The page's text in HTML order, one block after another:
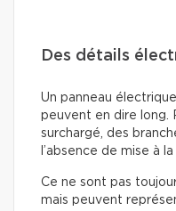
Des détails
Un panneau
peuvent en dire long.
surchargé, des
l’absence de mise à
Ce ne sont pas
mais peuvent